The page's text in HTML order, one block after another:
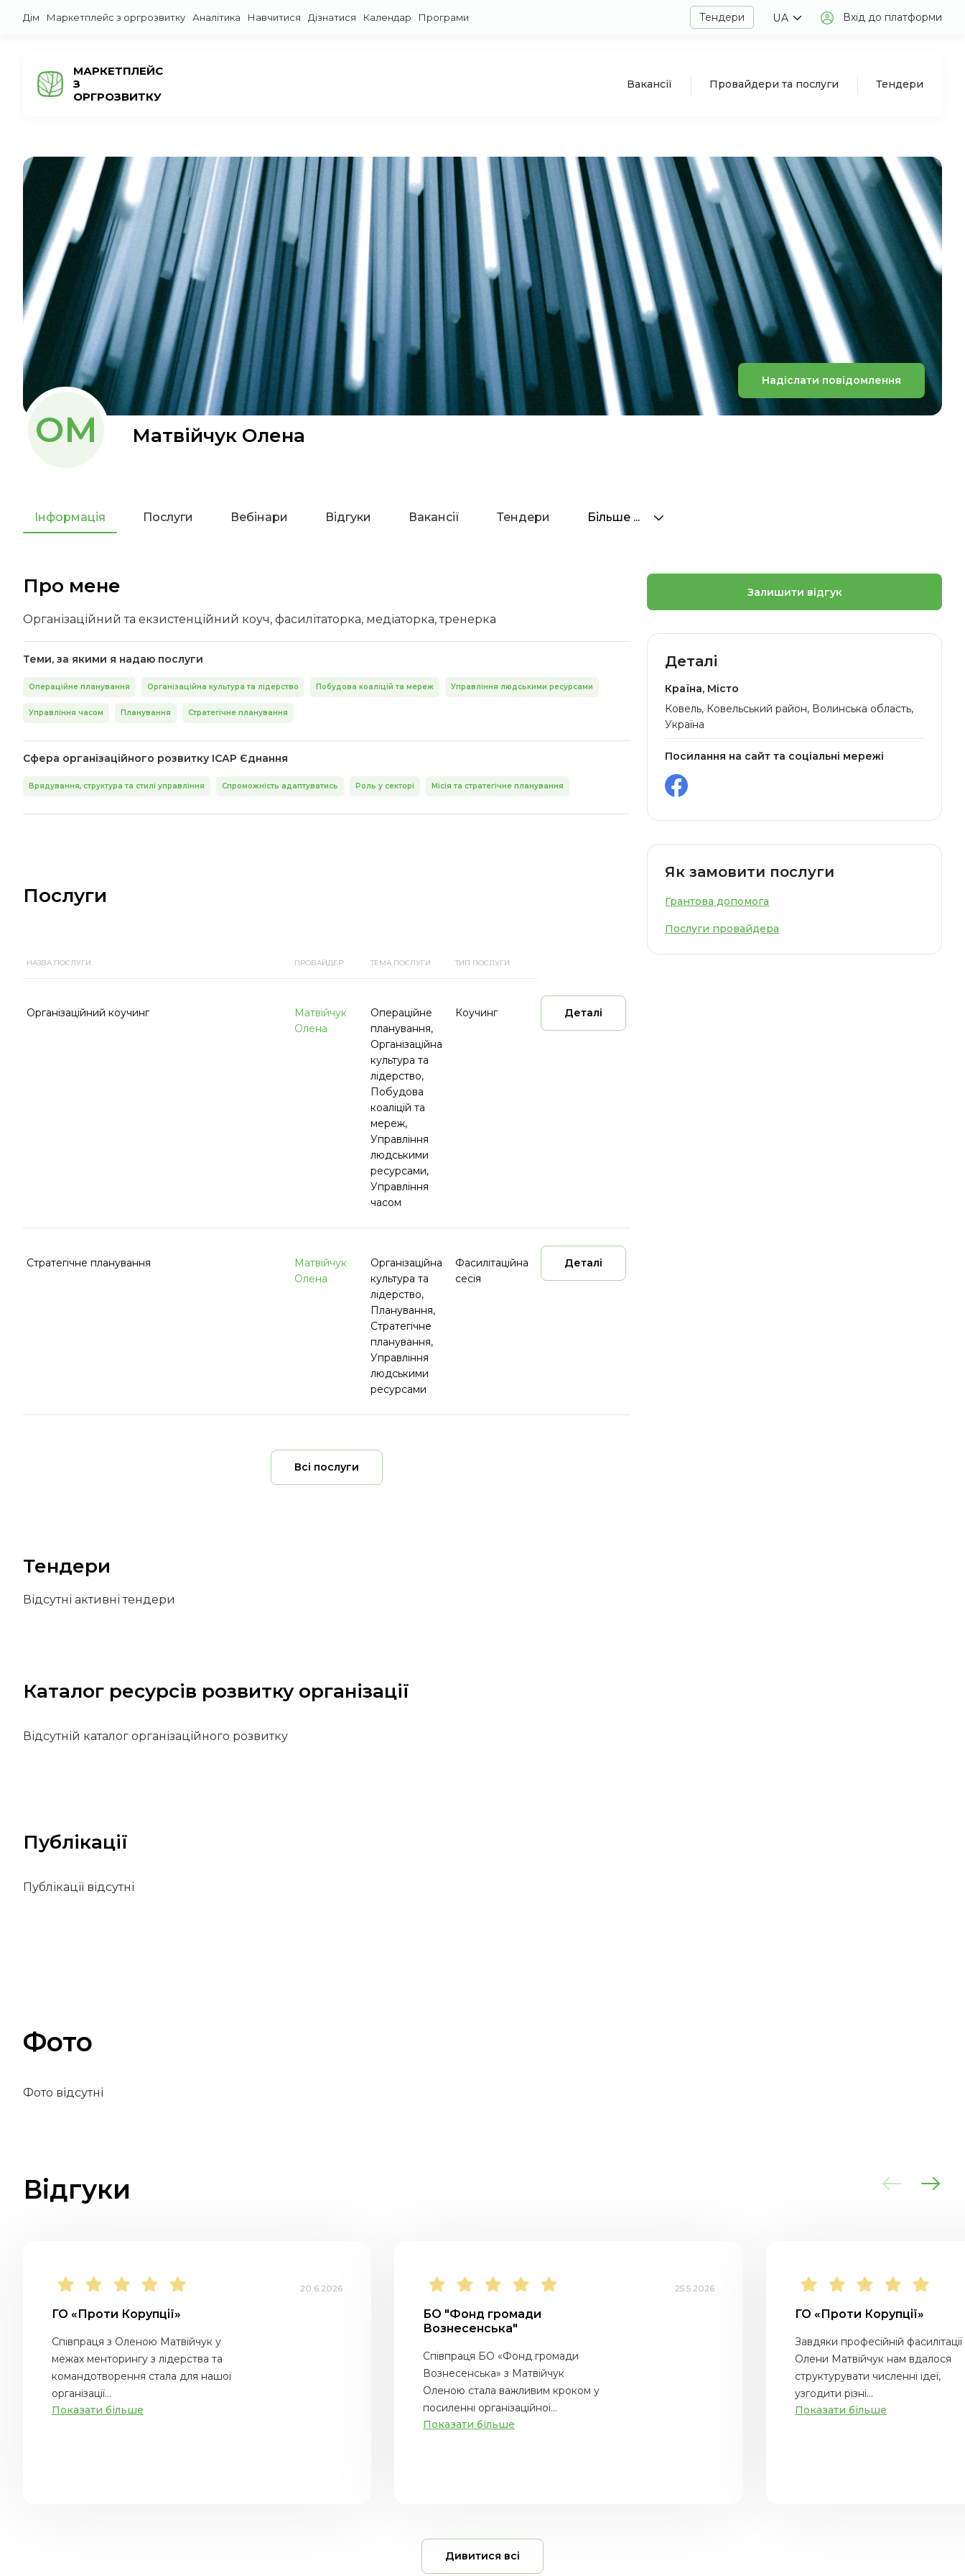
Дім Маркетплейс з оргрозвитку Аналітика Навчитися Дізнатися Календар Програми Тендери UA Вхід до платформи
МАРКЕТПЛЕЙС
З
ОРГРОЗВИТКУ
Вакансії Провайдери та послуги Тендери
Надіслати повідомлення
ОМ Матвійчук Олена
Інформація Послуги Вебінари Відгуки Вакансії Тендери Більше ...
Про мене
Організаційний та екзистенційний коуч, фасилітаторка, медіаторка, тренерка
Теми, за якими я надаю послуги
Операційне планування Організаційна культура та лідерство Побудова коаліцій та мереж Управління людськими ресурсами
Управління часом Планування Стратегічне планування
Сфера організаційного розвитку ІСАР Єднання
Врядування, структура та стилі управління Спроможність адаптуватись Роль у секторі Місія та стратегічне планування
Послуги
НАЗВА ПОСЛУГИ ПРОВАЙДЕР ТЕМА ПОСЛУГИ ТИП ПОСЛУГИ
Організаційний коучинг
Матвійчук
Олена
Операційне
планування,
Організаційна
культура та
лідерство,
Побудова
коаліцій та
мереж,
Управління
людськими
ресурсами,
Управління
часом
Коучинг Деталі
Стратегічне планування
Матвійчук
Олена
Організаційна
культура та
лідерство,
Планування,
Стратегічне
планування,
Управління
людськими
ресурсами
Фасилітаційна
сесія
Деталі
Всі послуги
Тендери
Відсутні активні тендери
Каталог ресурсів розвитку організації
Відсутній каталог організаційного розвитку
Публікації
Публікації відсутні
Залишити відгук
Деталі
Країна, Місто
Ковель, Ковельський район, Волинська область,
Україна
Посилання на сайт та соціальні мережі
Як замовити послуги
Грантова допомога
Послуги провайдера
Фото
Фото відсутні
Відгуки
20.6.2026
ГО «Проти Корупції»
Співпраця з Оленою Матвійчук у
межах менторингу з лідерства та
командотворення стала для нашої
організації...
Показати більше
25.5.2026
БО "Фонд громади
Вознесенська"
Співпраця БО «Фонд громади
Вознесенська» з Матвійчук
Оленою стала важливим кроком у
посиленні організаційної...
Показати більше
ГО «Проти Корупції»
Завдяки професійній фасилітації
Олени Матвійчук нам вдалося
структурувати численні ідеї,
узгодити різні...
Показати більше
Дивитися всі